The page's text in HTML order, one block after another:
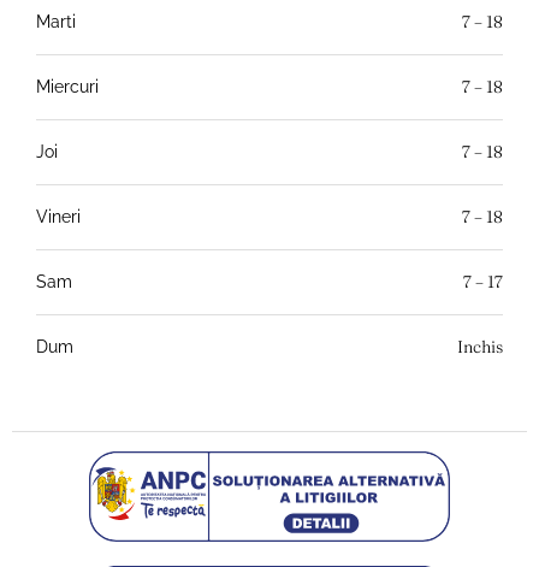
Marti 7 – 18
Miercuri 7 – 18
Joi 7 – 18
Vineri 7 – 18
Sam 7 – 17
Dum Inchis